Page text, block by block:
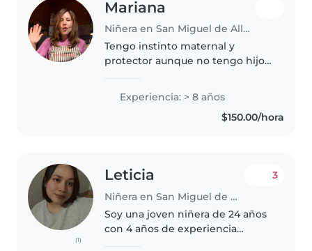
Mariana
Niñera en San Miguel de Allende
Tengo instinto maternal y
protector aunque no tengo hijos.
Experiencia: > 8 años
$150.00/hora
(1)
Leticia
Niñera en San Miguel de Allende
3
Soy una joven niñera de 24 años
con 4 años de experiencia